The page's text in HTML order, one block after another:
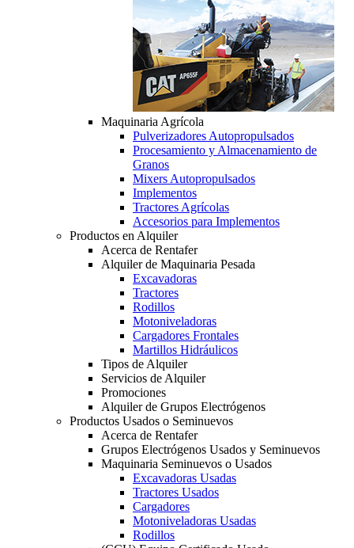
Maquinaria Agrícola
Pulverizadores Autopropulsados
Procesamiento y Almacenamiento de
Granos
Mixers Autopropulsados
Implementos
Tractores Agrícolas
Accesorios para Implementos
Productos en Alquiler
Acerca de Rentafer
Alquiler de Maquinaria Pesada
Excavadoras
Tractores
Rodillos
Motoniveladoras
Cargadores Frontales
Martillos Hidráulicos
Tipos de Alquiler
Servicios de Alquiler
Promociones
Alquiler de Grupos Electrógenos
Productos Usados o Seminuevos
Acerca de Rentafer
Grupos Electrógenos Usados y Seminuevos
Maquinaria Seminuevos o Usados
Excavadoras Usadas
Tractores Usados
Cargadores
Motoniveladoras Usadas
Rodillos